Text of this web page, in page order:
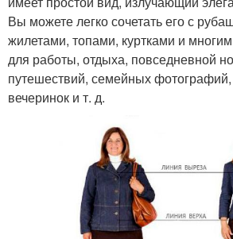
Вы можете легко сочетать его с
жилетами, топами, куртками и
для работы, отдыха, повседневной
путешествий, семейных
вечеринок и т. д.